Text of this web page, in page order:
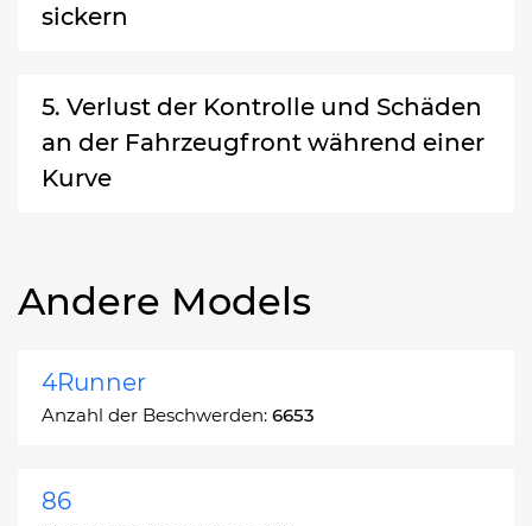
sickern
5. Verlust der Kontrolle und Schäden
an der Fahrzeugfront während einer
Kurve
Andere Models
4Runner
Anzahl der Beschwerden: 6653
86